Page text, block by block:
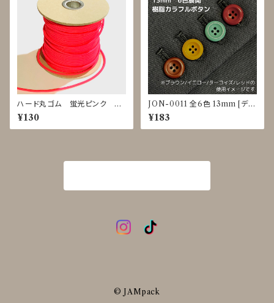
ハード丸ゴム 蛍光ピンク ｍ
単位で切り売り
¥130
JON-0011 全6色 13mm [ディ
ープカラー] [カラフル]
¥183
© JAMpack